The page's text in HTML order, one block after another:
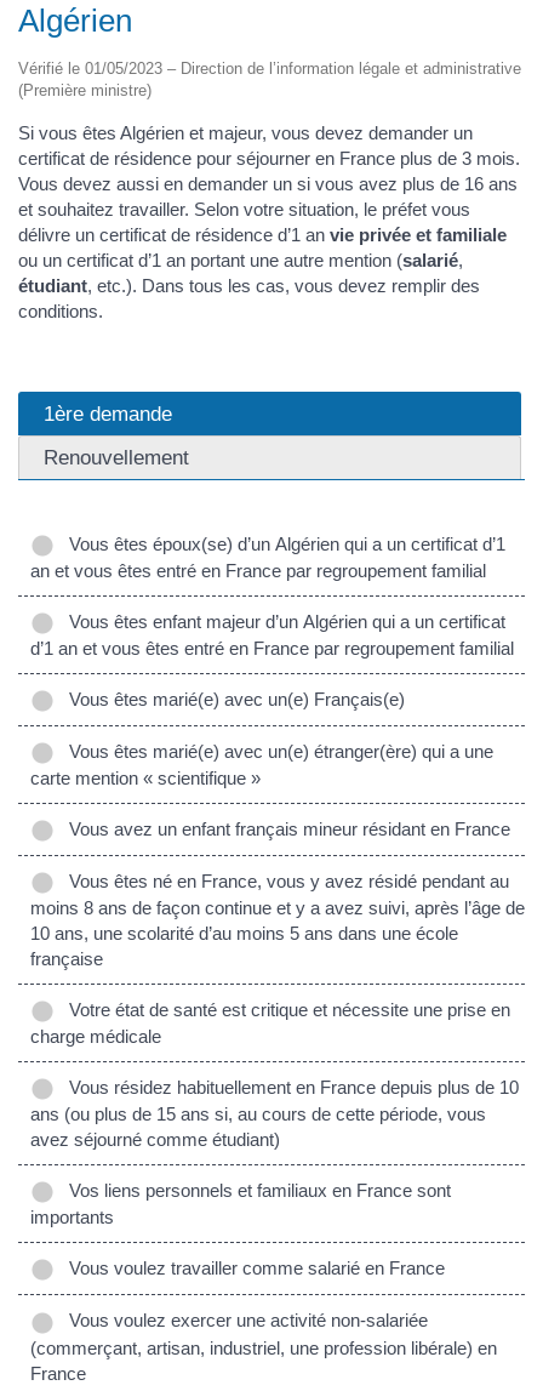
Algérien
Vérifié le 01/05/2023 – Direction de l’information légale et administrative
(Première ministre)
Si vous êtes Algérien et majeur, vous devez demander un
certificat de résidence pour séjourner en France plus de 3 mois.
Vous devez aussi en demander un si vous avez plus de 16 ans
et souhaitez travailler. Selon votre situation, le préfet vous
délivre un certificat de résidence d’1 an vie privée et familiale
ou un certificat d’1 an portant une autre mention (salarié,
étudiant, etc.). Dans tous les cas, vous devez remplir des
conditions.
1ère demande
Renouvellement
Vous êtes époux(se) d’un Algérien qui a un certificat d’1
an et vous êtes entré en France par regroupement familial
Vous êtes enfant majeur d’un Algérien qui a un certificat
d’1 an et vous êtes entré en France par regroupement familial
Vous êtes marié(e) avec un(e) Français(e)
Vous êtes marié(e) avec un(e) étranger(ère) qui a une
carte mention « scientifique »
Vous avez un enfant français mineur résidant en France
Vous êtes né en France, vous y avez résidé pendant au
moins 8 ans de façon continue et y a avez suivi, après l’âge de
10 ans, une scolarité d’au moins 5 ans dans une école
française
Votre état de santé est critique et nécessite une prise en
charge médicale
Vous résidez habituellement en France depuis plus de 10
ans (ou plus de 15 ans si, au cours de cette période, vous
avez séjourné comme étudiant)
Vos liens personnels et familiaux en France sont
importants
Vous voulez travailler comme salarié en France
Vous voulez exercer une activité non-salariée
(commerçant, artisan, industriel, une profession libérale) en
France